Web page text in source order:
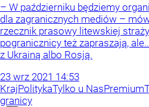
– W październiku będziemy
dla zagranicznych mediów –
rzecznik prasowy litewskiej
pogranicznicy też zapraszają,
z Ukrainą albo Rosją.
23 wrz 2021 14:53
KrajPolitykaTylko u NasPremium
granicy